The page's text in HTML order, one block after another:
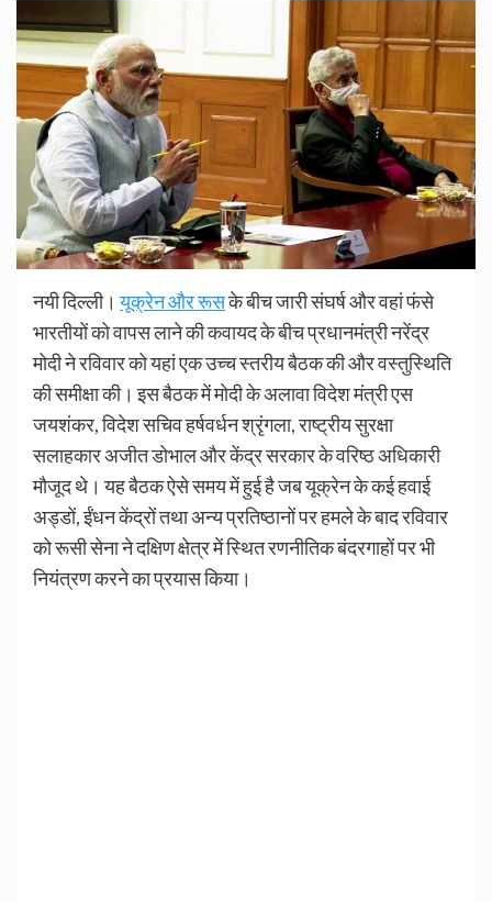
नयी दिल्ली।यूक्रेन और रूसके बीच जारी संघर्ष और वहां फंसे
भारतीयों को वापस लाने की कवायद के बीच प्रधानमंत्री नरेंद्र
मोदी ने रविवार को यहां एक उच्च स्तरीय बैठक की और वस्तुस्थिति
की समीक्षा की। इस बैठक में मोदी के अलावा विदेश मंत्री एस
जयशंकर, विदेश सचिव हर्षवर्धन श्रृंगला, राष्ट्रीय सुरक्षा
सलाहकार अजीत डोभाल और केंद्र सरकार के वरिष्ठ अधिकारी
मौजूद थे। यह बैठक ऐसे समय में हुई है जब यूक्रेन के कई हवाई
अड्डों, ईंधन केंद्रों तथा अन्य प्रतिष्ठानों पर हमले के बाद रविवार
को रूसी सेना ने दक्षिण क्षेत्र में स्थित रणनीतिक बंदरगाहों पर भी
नियंत्रण करने का प्रयास किया।